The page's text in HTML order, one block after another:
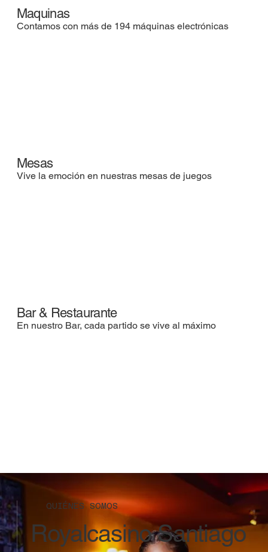
Maquinas
Contamos con más de 194 máquinas electrónicas
Mesas
Vive la emoción en nuestras mesas de juegos
Bar & Restaurante
En nuestro Bar, cada partido se vive al máximo
QUIÉNES SOMOS
Royalcasino Santiago